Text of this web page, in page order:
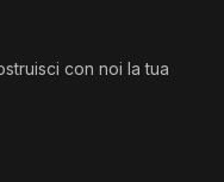
con noi la tua